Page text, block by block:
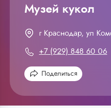
Музей кукол
г Краснодар, ул
+7 (929) 848 60 06
Поделиться